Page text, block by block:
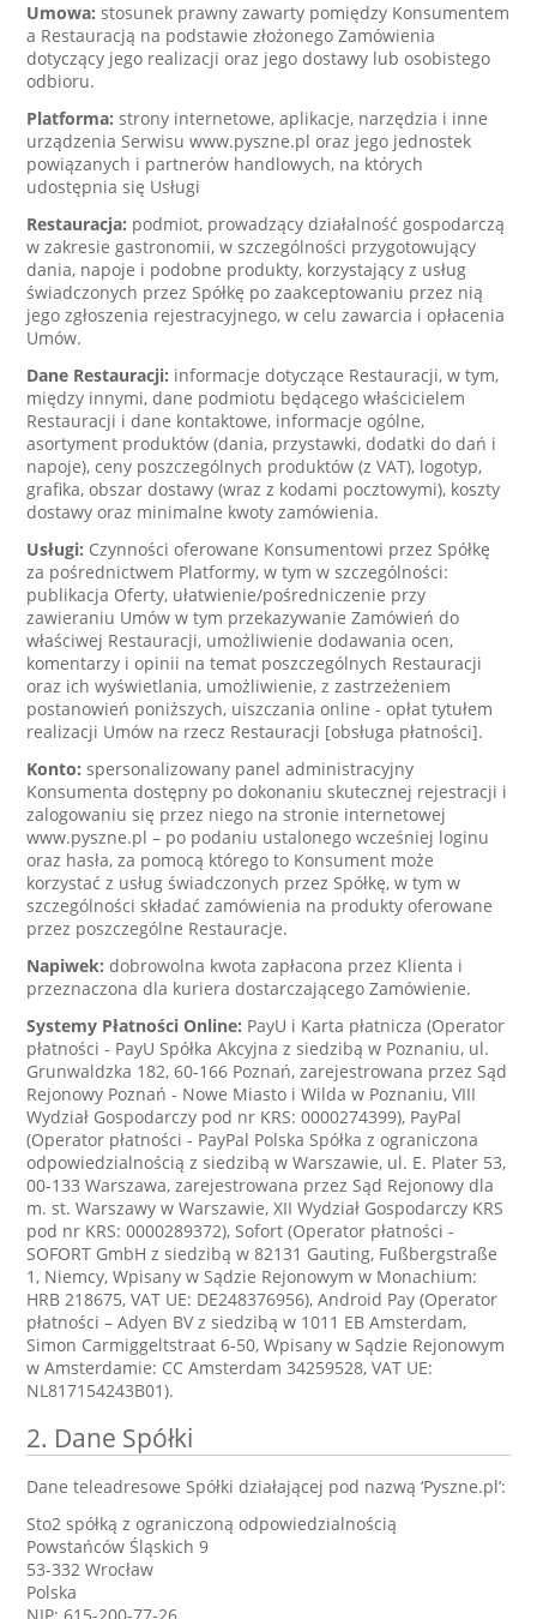
Umowa:stosunek prawny zawarty pomiędzy Konsumentem
a Restauracją na podstawie złożonego Zamówienia
dotyczący jego realizacji oraz jego dostawy lub osobistego
odbioru.
Platforma:strony internetowe, aplikacje, narzędzia i inne
urządzenia Serwisu www.pyszne.pl oraz jego jednostek
powiązanych i partnerów handlowych, na których
udostępnia się Usługi
Restauracja: podmiot, prowadzący działalność gospodarczą
w zakresie gastronomii, w szczególności przygotowujący
dania, napoje i podobne produkty, korzystający z usług
świadczonych przez Spółkę po zaakceptowaniu przez nią
jego zgłoszenia rejestracyjnego, w celu zawarcia i opłacenia
Umów.
Dane Restauracji: informacje dotyczące Restauracji, w tym,
między innymi, dane podmiotu będącego właścicielem
Restauracji i dane kontaktowe, informacje ogólne,
asortyment produktów (dania, przystawki, dodatki do dań i
napoje), ceny poszczególnych produktów (z VAT), logotyp,
grafika, obszar dostawy (wraz z kodami pocztowymi), koszty
dostawy oraz minimalne kwoty zamówienia.
Usługi: Czynności oferowane Konsumentowi przez Spółkę
za pośrednictwem Platformy, w tym w szczególności:
publikacja Oferty, ułatwienie/pośredniczenie przy
zawieraniu Umów w tym przekazywanie Zamówień do
właściwej Restauracji, umożliwienie dodawania ocen,
komentarzy i opinii na temat poszczególnych Restauracji
oraz ich wyświetlania, umożliwienie, z zastrzeżeniem
postanowień poniższych, uiszczania online - opłat tytułem
realizacji Umów na rzecz Restauracji [obsługa płatności].
Konto:spersonalizowany panel administracyjny
Konsumenta dostępny po dokonaniu skutecznej rejestracji i
zalogowaniu się przez niego na stronie internetowej
www.pyszne.pl – po podaniu ustalonego wcześniej loginu
oraz hasła, za pomocą którego to Konsument może
korzystać z usług świadczonych przez Spółkę, w tym w
szczególności składać zamówienia na produkty oferowane
przez poszczególne Restauracje.
Napiwek:dobrowolna kwota zapłacona przez Klienta i
przeznaczona dla kuriera dostarczającego Zamówienie.
Systemy Płatności Online: PayU i Karta płatnicza (Operator
płatności - PayU Spółka Akcyjna z siedzibą w Poznaniu, ul.
Grunwaldzka 182, 60-166 Poznań, zarejestrowana przez Sąd
Rejonowy Poznań - Nowe Miasto i Wilda w Poznaniu, VIII
Wydział Gospodarczy pod nr KRS: 0000274399), PayPal
(Operator płatności - PayPal Polska Spółka z ograniczona
odpowiedzialnością z siedzibą w Warszawie, ul. E. Plater 53,
00-133 Warszawa, zarejestrowana przez Sąd Rejonowy dla
m. st. Warszawy w Warszawie, XII Wydział Gospodarczy KRS
pod nr KRS: 0000289372), Sofort (Operator płatności -
SOFORT GmbH z siedzibą w 82131 Gauting, Fußbergstraße
1, Niemcy, Wpisany w Sądzie Rejonowym w Monachium:
HRB 218675, VAT UE: DE248376956), Android Pay (Operator
płatności – Adyen BV z siedzibą w 1011 EB Amsterdam,
Simon Carmiggeltstraat 6-50, Wpisany w Sądzie Rejonowym
w Amsterdamie: CC Amsterdam 34259528, VAT UE:
NL817154243B01).
2. Dane Spółki
Dane teleadresowe Spółki działającej pod nazwą ‘Pyszne.pl’:
Sto2 spółką z ograniczoną odpowiedzialnością
Powstańców Śląskich 9
53-332 Wrocław
Polska